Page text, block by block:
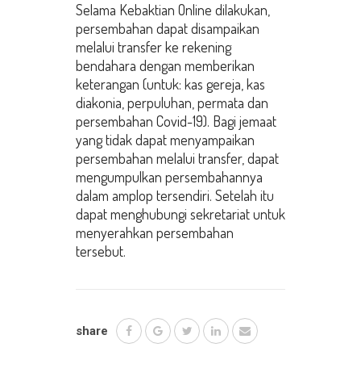
Selama Kebaktian Online dilakukan,
persembahan dapat disampaikan
melalui transfer ke rekening
bendahara dengan memberikan
keterangan (untuk: kas gereja, kas
diakonia, perpuluhan, permata dan
persembahan Covid-19). Bagi jemaat
yang tidak dapat menyampaikan
persembahan melalui transfer, dapat
mengumpulkan persembahannya
dalam amplop tersendiri. Setelah itu
dapat menghubungi sekretariat untuk
menyerahkan persembahan
tersebut.
share